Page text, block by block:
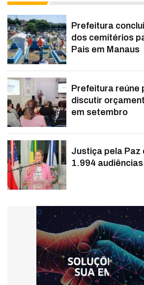
Prefeitura
dos cemitérios
Pais em Manaus
Prefeitura reúne
discutir
em setembro
Justiça pela Paz
1.994